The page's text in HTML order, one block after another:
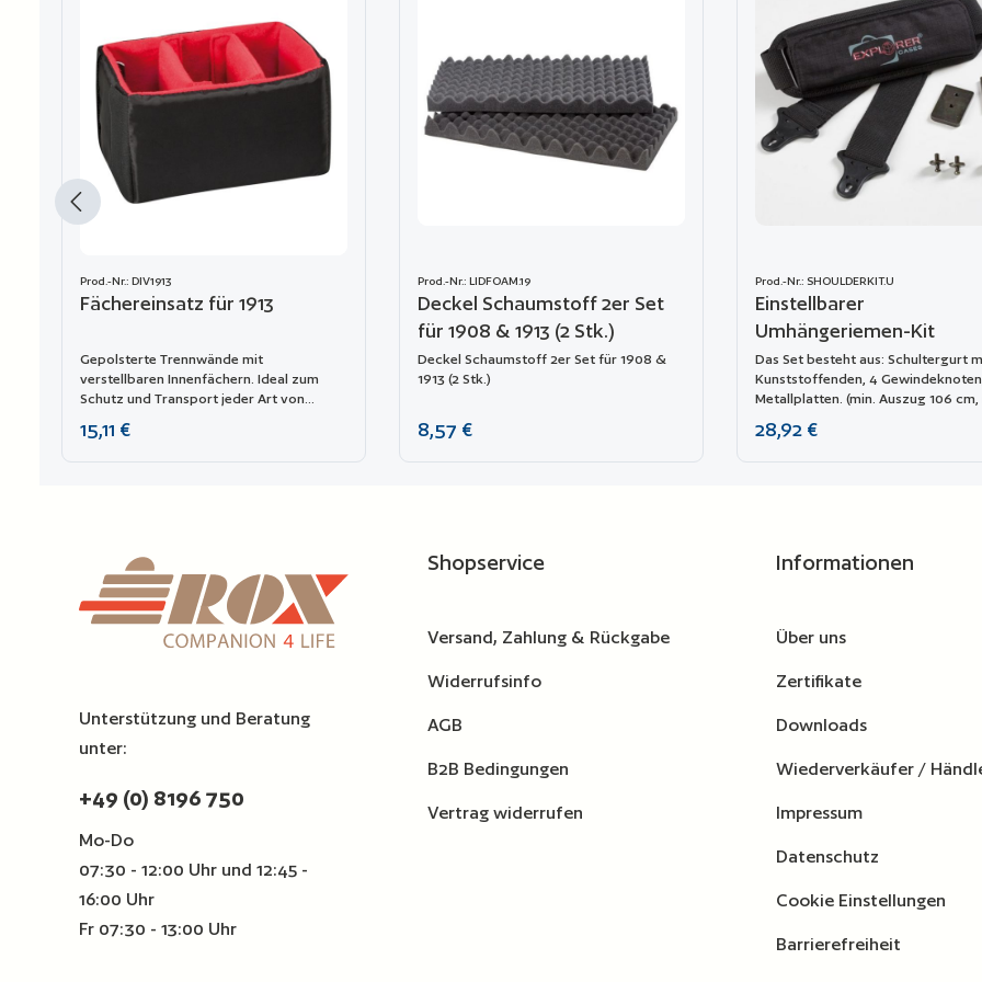
Prod.-Nr.: DIV1913
Fächereinsatz für 1913
Gepolsterte Trennwände mit
verstellbaren Innenfächern. Ideal zum
Schutz und Transport jeder Art von
Modularität lassen sie sich leicht
kombinieren.
Regulärer Preis:
15,11 €
Prod.-Nr.: LIDFOAM.19
Deckel Schaumstoff 2er Set
für 1908 & 1913 (2 Stk.)
Deckel Schaumstoff 2er Set für 1908 &
1913 (2 Stk.)
Regulärer Preis:
8,57 €
Prod.-Nr.: SHOULDERKIT.U
Einstellbarer
Umhängeriemen-Kit
Das Set besteht aus: Schultergurt
Kunststoffenden, 4
Metallplatten. (min. Auszug 106 cm,
Explorer-Logo versehen. Passend
Modelle: 1908, 1913, 2209, 2214,
Regulärer Preis:
28,92 €
Unterstützung und Beratung
unter:
+49 (0) 8196 750
Mo-Do
07:30 - 12:00 Uhr und 12:45 -
16:00 Uhr
Fr 07:30 - 13:00 Uhr
Shopservice
Versand, Zahlung & Rückgabe
Widerrufsinfo
AGB
B2B Bedingungen
Vertrag widerrufen
Informationen
Über uns
Zertifikate
Downloads
Wiederverkäufer /
Impressum
Datenschutz
Cookie Einstellungen
Barrierefreiheit